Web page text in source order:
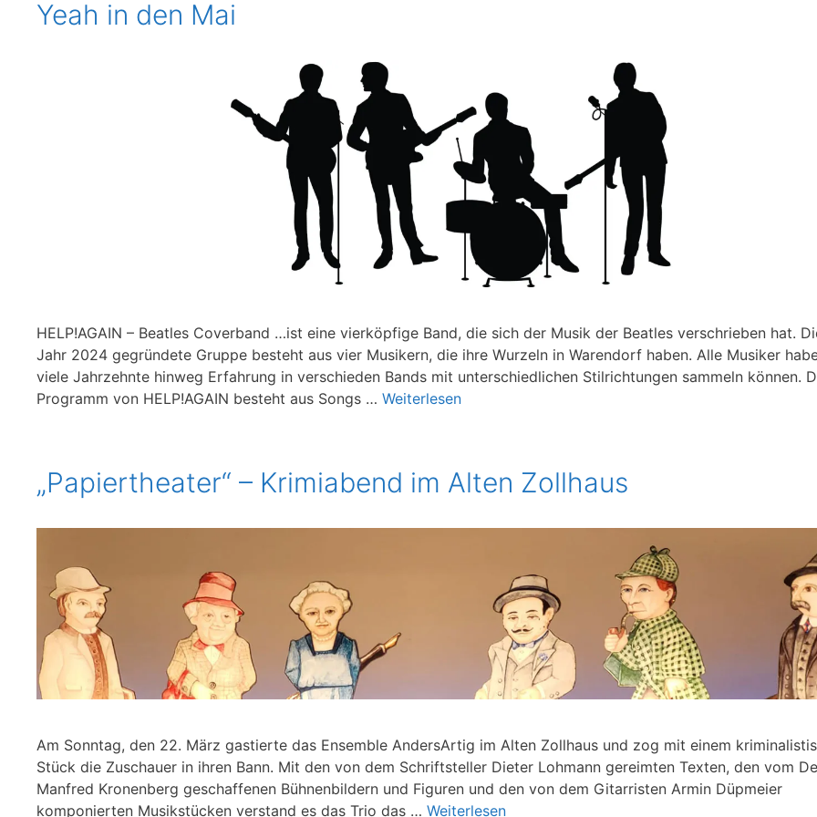
Yeah in den Mai
HELP!AGAIN – Beatles Coverband …ist eine vierköpfige Band, die sich der Musik der Beatles verschrieben hat.
Jahr 2024 gegründete Gruppe besteht aus vier Musikern, die ihre Wurzeln in Warendorf haben. Alle Musiker
viele Jahrzehnte hinweg Erfahrung in verschieden Bands mit unterschiedlichen Stilrichtungen sammeln können.
Programm von HELP!AGAIN besteht aus Songs … Weiterlesen
„Papiertheater“ – Krimiabend im Alten Zollhaus
Am Sonntag, den 22. März gastierte das Ensemble AndersArtig im Alten Zollhaus und zog mit einem
Stück die Zuschauer in ihren Bann. Mit den von dem Schriftsteller Dieter Lohmann gereimten Texten, den vom
Manfred Kronenberg geschaffenen Bühnenbildern und Figuren und den von dem Gitarristen Armin Düpmeier
komponierten Musikstücken verstand es das Trio das … Weiterlesen